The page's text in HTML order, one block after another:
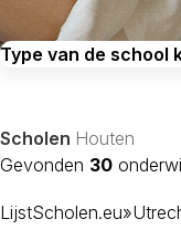
Scholen Houten
Gevonden 30
LijstScholen.eu»